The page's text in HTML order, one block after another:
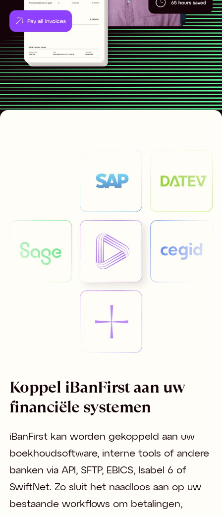
Koppel iBanFirst aan uw
financiële systemen
iBanFirst kan worden gekoppeld aan uw
boekhoudsoftware, interne tools of andere
banken via API, SFTP, EBICS, Isabel 6 of
SwiftNet. Zo sluit het naadloos aan op uw
bestaande workflows om betalingen,